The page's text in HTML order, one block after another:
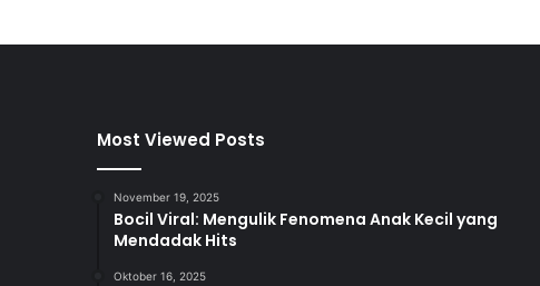
Most Viewed Posts
November 19, 2025
Bocil Viral: Mengulik Fenomena Anak Kecil yang
Mendadak Hits
Oktober 16, 2025